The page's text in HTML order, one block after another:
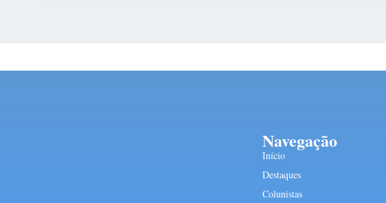
Navegação
Início
Destaques
Colunistas